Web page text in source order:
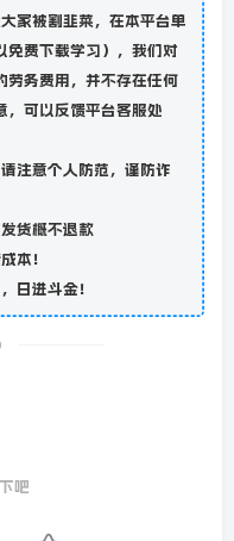
家被割韭菜，在本平台单
免费下载学习），我们对
劳务费用，并不存在任何
，可以反馈平台客服处
注意个人防范，谨防诈
货概不退款
本！
日进斗金！
吧